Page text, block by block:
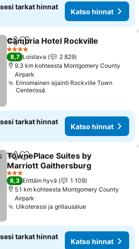
tarkat hinnat
Katso hinnat
Jaa Lisää suosikkeihin
Cambria Hotel Rockville
4 Tähtiluokitus
8,7 Loistava
2 829
9.3 km kohteesta Montgomery County
Airpark
Erinomainen sijainti Rockville Town
Centerissä
tarkat hinnat
Katso hinnat
Jaa Lisää suosikkeihin
TownePlace Suites by
Marriott Gaithersburg
Katso hinnat
3 Tähtiluokitus
8,3 Erittäin hyvä
1 109
5.1 km kohteesta Montgomery County
Airpark
Ulkoterassi ja grillausalueKatso hinnat
tarkat hinnat
Katso hinnat